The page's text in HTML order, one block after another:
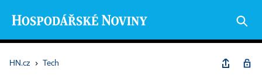
HN.cz › Tech